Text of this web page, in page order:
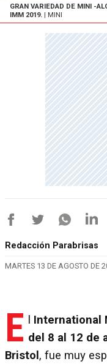
GRAN VARIEDAD DE MINI -
IMM 2019. | MINI
Redacción Parabrisas
MARTES 13 DE AGOSTO DE
E International
del 8 al 12 de
Bristol , fue muy